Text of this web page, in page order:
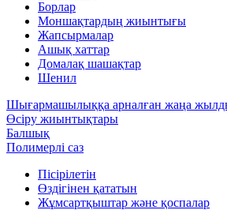
Борлар
Моншақтардың жиынтығы
Жапсырмалар
Ашық хаттар
Домалақ шашақтар
Шенил
Шығармашылыққа арналған жаңа
Өсіру жиынтықтары
Балшық
Полимерлі саз
Пісірілетін
Өздігінен қататын
Жұмсартқыштар және қоспалар